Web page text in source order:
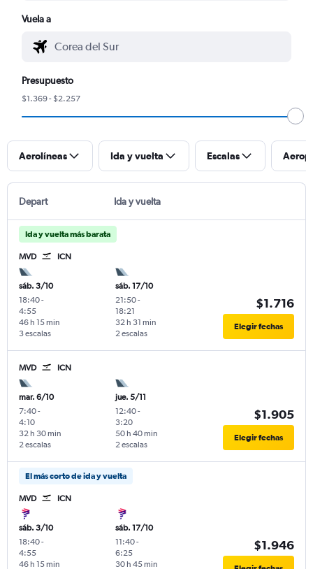
Vuela a
Presupuesto
$1.369 - $2.257
Aerolíneas Ida y vuelta Escalas
Depart Ida y vuelta
Ida y vuelta más barata
MVD ICN
sáb. 3/10
18:40-
4:55
3 escalas
46 h 15 min
sáb. 17/10
21:50-
18:21
2 escalas
32 h 31 min
$1.716
Elegir fechas
MVD ICN
mar. 6/10
7:40-
4:10
2 escalas
32 h 30 min
jue. 5/11
12:40-
3:20
2 escalas
50 h 40 min
$1.905
Elegir fechas
El más corto de ida y vuelta
MVD ICN
sáb. 3/10
18:40-
4:55
46 h 15 min
sáb. 17/10
11:40-
6:25
30 h 45 min
$1.946